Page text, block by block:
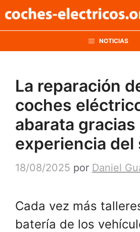
al
NOTICIAS
La reparación
coches
abarata gracias
experiencia del
18/08/2025 por Daniel
Cada vez más
batería de los